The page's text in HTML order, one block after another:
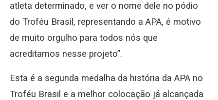
atleta determinado, e ver o nome dele no pódio
do Troféu Brasil, representando a APA, é motivo
de muito orgulho para todos nós que
acreditamos nesse projeto”.
Esta é a segunda medalha da história da APA no
Troféu Brasil e a melhor colocação já alcançada